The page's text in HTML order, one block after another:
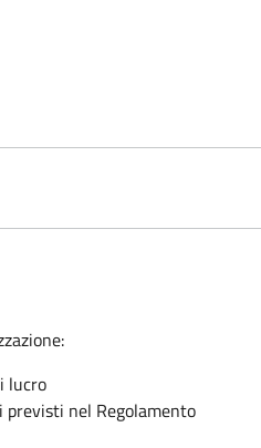
lucro
nel Regolamento